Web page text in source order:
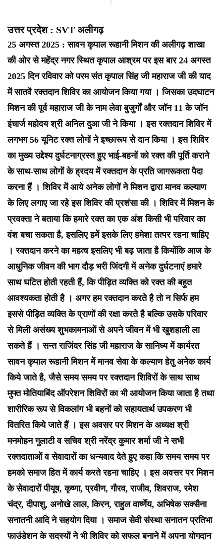
!
उत्तर प्रदेश : SVT अलीगढ़
25 अगस्त 2025 : सावन कृपाल रूहानी मिशन की अलीगढ़ शाखा
की ओर से महेंद्र नगर स्थित कृपाल आश्रम पर इस बार 24 अगस्त
2025 दिन रविवार को परम संत कृपाल सिंह जी महाराज जी की याद
में सातवें रक्तदान शिविर का आयोजन किया गया । जिसका उदघाटन
मिशन की पूर्व महाराज जी के नाम लेवा बुजुर्गों और जॉन 11 के जॉन
इंचार्ज महोदय श्री अनिल दुआ जी ने किया । इस रक्तदान शिविर में
लगभग 56 यूनिट रक्त लोगों ने इच्छारूप से दान किया । इस शिविर
का मुख्य उद्देश्य दुर्घटनाग्रस्त हुए भाई-बहनों को रक्त की पूर्ति कराने
के साथ-साथ लोगों के ह्रदय में रक्तदान के प्रति जागरूकता पैदा
करना हैं । शिविर में आये अनेक लोगों ने मिशन द्वारा मानव कल्याण
के लिए लगाए जा रहे इस शिविर की प्रशंसा की । शिविर में मिशन के
प्रवक्ता ने बताया कि हमारे रक्त का एक अंश किसी भी परिवार का
वंश बचा सकता है, इसलिए हमें इसके लिए हमेशा तत्पर रहना चाहिए
। रक्तदान करने का महत्व इसलिए भी बढ़ जाता है कियोंकि आज के
आधुनिक जीवन की भाग दौड़ भरी जिंदगी में अनेक दुर्घटनाएं हमारे
साथ घटित होती रहती हैं, कि पीड़ित व्यक्ति को रक्त की बहुत
आवश्यकता होती है । अगर हम रक्तदान करते है तो न सिर्फ हम
इससे पीड़ित व्यक्ति के प्राणों की रक्षा करते है बल्कि उसके परिवार
से मिली असंख्य शुभकामनाओं से अपने जीवन में भी खुशहाली ला
सकते हैं । सन्त राजिंदर सिंह जी महाराज के सानिध्य में कार्यरत
सावन कृपाल रूहानी मिशन में मानव सेवा के कल्याण हेतु अनेक कार्य
किये जाते है, जैसे समय समय पर रक्तदान शिविरों के साथ साथ
मुफ्त मोतियाबिंद ऑपरेशन शिविरों का भी आयोजन किया जाता है तथा
शारीरिक रूप से विकलांग भी बहनों को सहायतार्थ उपकरण भी
वितरित किये जाते हैं । इस अवसर पर मिशन के अध्यक्ष श्री
मनमोहन गुलाटी व सचिव श्री नरेंद्र कुमार शर्मा जी ने सभी
रक्तदाताओं व सेवादारों का धन्यवाद देते हुए कहा कि समय समय पर
हमको समाज हित में कार्य करते रहना चाहिए । इस अवसर पर मिशन
के सेवादारों पीयूष, कृष्णा, प्रवीण, गौरव, राजीव, शिवराज, रमेश
चंद्र, दीपाशु, अनोखे लाल, किरन, राहुल वार्ष्णेय, अभिषेक सक्सैना
सनातनी आदि ने सहयोग दिया । समाज सेवी संस्था सनातन प्रतिभा
फाउंडेशन के सदस्यों ने भी शिविर को सफल बनाने में अपना योगदान